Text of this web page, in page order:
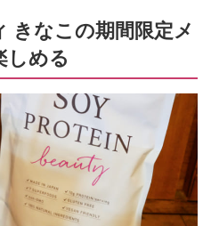
きなこの期間限定メ
しめる